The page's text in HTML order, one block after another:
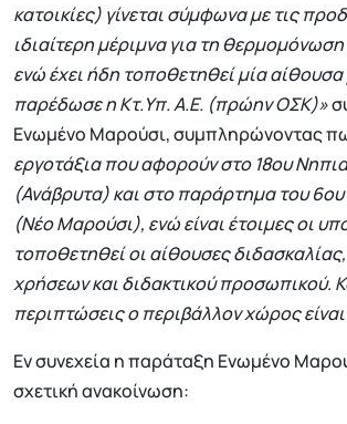
κατοικίες) γίνεται σύμφωνα με τις
ιδιαίτερη μέριμνα για τη
ενώ έχει ήδη τοποθετηθεί μία αίθουσα
παρέδωσε η Κτ.Υπ. Α.Ε. (πρώην ΟΣΚ)»
Ενωμένο Μαρούσι, συμπληρώνοντας
εργοτάξια που αφορούν στο 18ου
(Ανάβρυτα) και στο παράρτημα του
(Νέο Μαρούσι), ενώ είναι έτοιμες οι
τοποθετηθεί οι αίθουσες
χρήσεων και διδακτικού προσωπικού.
περιπτώσεις ο περιβάλλον χώρος
Εν συνεχεία η παράταξη Ενωμένο
σχετική ανακοίνωση: